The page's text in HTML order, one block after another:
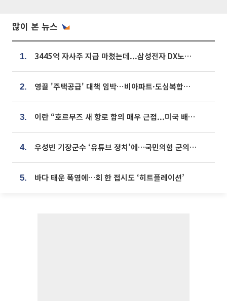
많이 본 뉴스
1. 3445억 자사주 지급 마쳤는데...삼성전자 DX노조, 뒤늦은 '떼쓰기 집회'
2. 영끌 '주택공급' 대책 임박⋯비아파트·도심복합까지 총동원
3. 이란 “호르무즈 새 항로 합의 매우 근접...미국 배상 먼저”
4. 우성빈 기장군수 ‘유튜브 정치’에…국민의힘 군의원들 집단 반발
5. 바다 태운 폭염에…회 한 접시도 ‘히트플레이션’